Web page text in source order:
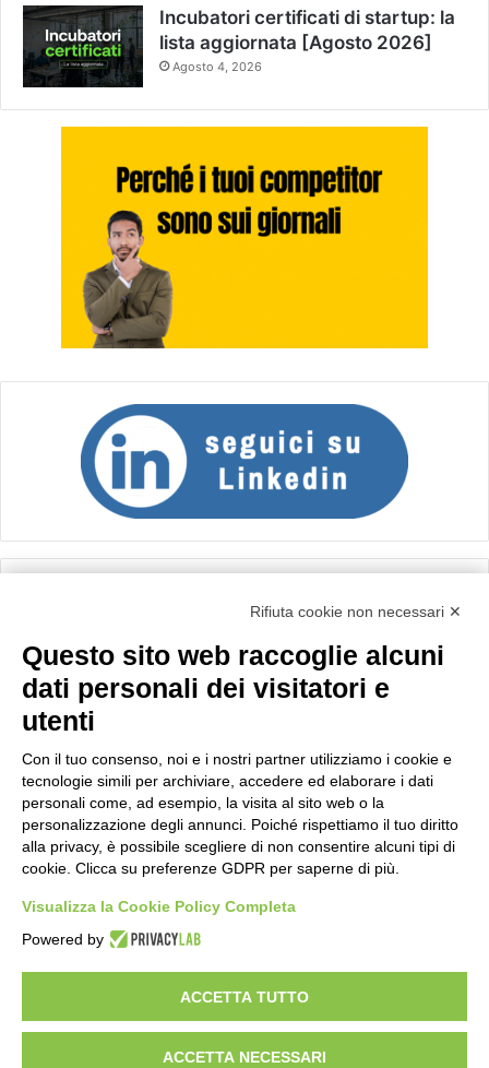
Incubatori certificati di startup: la
lista aggiornata [Agosto 2026]
Agosto 4, 2026
Importo netto (€):
Calcola
Scorporo IVA
Importo lordo (€):
Rifiuta cookie non necessari ✕
Questo sito web raccoglie alcuni
dati personali dei visitatori e
utenti
Con il tuo consenso, noi e i nostri partner utilizziamo i cookie e
tecnologie simili per archiviare, accedere ed elaborare i dati
personali come, ad esempio, la visita al sito web o la
personalizzazione degli annunci. Poiché rispettiamo il tuo diritto
alla privacy, è possibile scegliere di non consentire alcuni tipi di
cookie. Clicca su preferenze GDPR per saperne di più.
Visualizza la Cookie Policy Completa
Powered by
ACCETTA TUTTO
ACCETTA NECESSARI